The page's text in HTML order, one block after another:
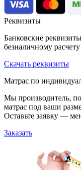
Реквизиты
Банковские
безналичному расчету
Скачать реквизиты
Матрас по
Мы производитель,
матрас под ваши
Оставьте заявку —
Заказать